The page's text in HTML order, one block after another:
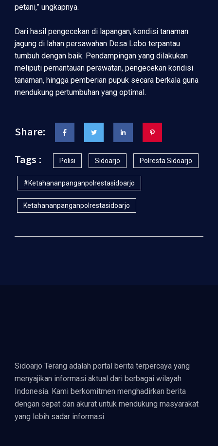
petani,” ungkapnya.
Dari hasil pengecekan di lapangan, kondisi tanaman
jagung di lahan persawahan Desa Lebo terpantau
tumbuh dengan baik. Pendampingan yang dilakukan
meliputi pemantauan perawatan, pengecekan kondisi
tanaman, hingga pemberian pupuk secara berkala guna
mendukung pertumbuhan yang optimal.
Share:
Tags :
Polisi Sidoarjo Polresta Sidoarjo
#ketahananpanganpolrestasidoarjo
Ketahananpanganpolrestasidoarjo
Sidoarjo Terang adalah portal berita terpercaya yang
menyajikan informasi aktual dari berbagai wilayah
Indonesia. Kami berkomitmen menghadirkan berita
dengan cepat dan akurat untuk mendukung masyarakat
yang lebih sadar informasi.